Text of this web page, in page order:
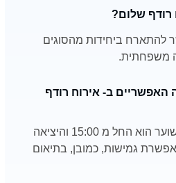
רודף שלום?
להתארח ביחידות מהסוגים
משפחתית.
האפשריים ב- אירוח רודף
על פי רוב זמן הכניסה המשוער הוא החל מ 15:00 והיציאה
מתאפשרת גמישות, כמובן, בתיאום